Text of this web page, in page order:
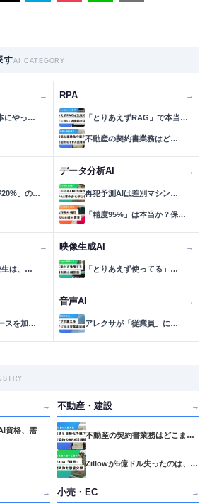
すAI CATEGORY
→
にやっ…
RPA →
「とりあえずRAG」で本当…
不動産の契約書業務はど…
→
20%」の…
データ分析AI →
再犯予測AIは差別マシン…
「精度95%」は本当か？保…
→
生は、…
映像生成AI →
「とりあえず使ってる」…
→
スを加…
音声AI →
アレクサが「従業員」に…
→
資格、需
不動産・建設 →
不動産の契約書業務はどこま…
Zillowが5億ドル失ったのは、…
→ 小売・EC →